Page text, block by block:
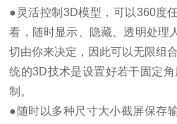
●灵活控制3D模型，可以360度
看，随时显示、隐藏、透明处理
切由你来决定，因此可以无限组
统的3D技术是设置好若干固定
制。
●随时以多种尺寸大小截屏保存